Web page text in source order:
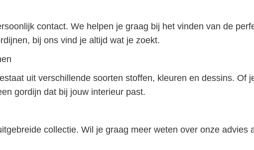
contact. We helpen je graag bij het vinden van de
bij ons vind je altijd wat je zoekt.
uit verschillende soorten stoffen, kleuren en dessins. Of
gordijn dat bij jouw interieur past.
collectie. Wil je graag meer weten over onze